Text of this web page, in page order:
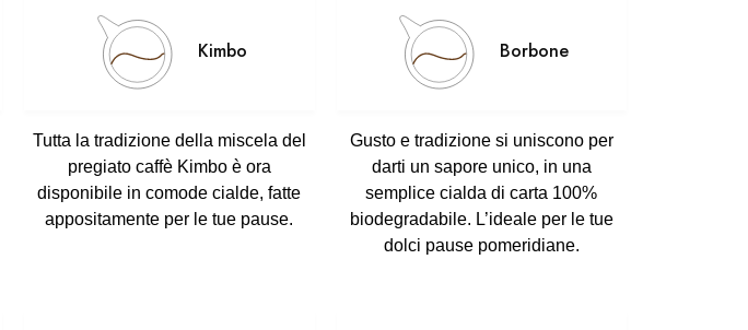
Kimbo
Tutta la tradizione della miscela del
pregiato caffè Kimboè ora
disponibile incomode cialde, fatte
appositamente per le tue pause.
Borbone
Gusto e tradizionesi uniscono per
darti un sapore unico, in una
semplicecialda di carta 100%
biodegradabile. L’ideale per le tue
dolci pause pomeridiane.